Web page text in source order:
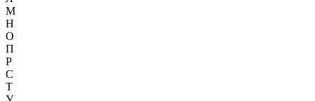
М
Н
О
П
Р
С
Т